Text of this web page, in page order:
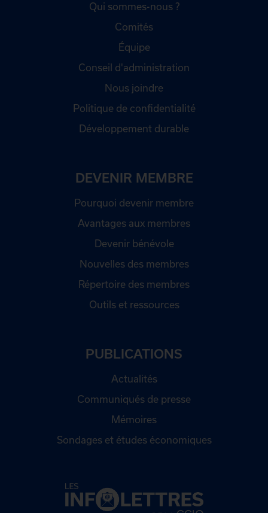
Qui sommes-nous ?
Comités
Équipe
Conseil d'administration
Nous joindre
Politique de confidentialité
Développement durable
DEVENIR MEMBRE
Pourquoi devenir membre
Avantages aux membres
Devenir bénévole
Nouvelles des membres
Répertoire des membres
Outils et ressources
PUBLICATIONS
Actualités
Communiqués de presse
Mémoires
Sondages et études économiques